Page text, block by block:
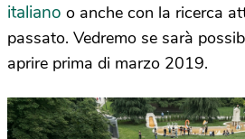
italiano o anche con la ricerca
passato. Vedremo se sarà
aprire prima di marzo 2019.